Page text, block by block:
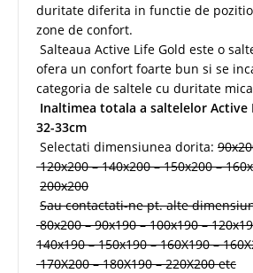
duritate diferita in functie de
zone de confort.
Salteaua Active Life Gold este o
ofera un confort foarte bun si se
categoria de saltele cu duritate
Inaltimea totala a saltelelor Active
32-33cm
Selectati dimensiunea dorita:
120x200 – 140x200 – 150x200 –
200x200
Sau contactati-ne pt. alte
80x200 – 90x190 – 100x190 –
140x190 – 150x190 – 160X190 –
170X200 – 180X190 – 220X200 etc